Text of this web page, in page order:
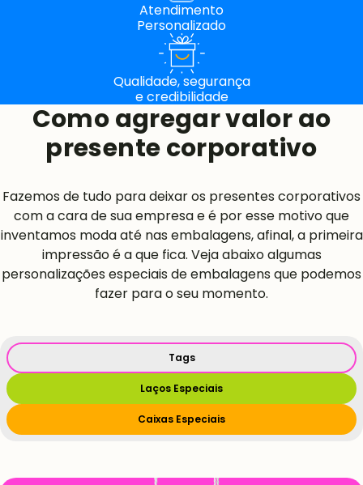
Atendimento
Personalizado
Qualidade, segurança
e credibilidade
Como agregar valor ao
presente corporativo
Fazemos de tudo para deixar os presentes corporativos
com a cara de sua empresa e é por esse motivo que
inventamos moda até nas embalagens, afinal, a primeira
impressão é a que fica. Veja abaixo algumas
personalizações especiais de embalagens que podemos
fazer para o seu momento.
Tags
Laços Especiais
Caixas Especiais